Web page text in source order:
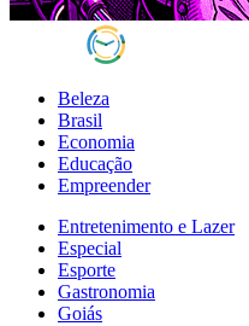
Beleza
Brasil
Economia
Educação
Empreender
Entretenimento e Lazer
Especial
Esporte
Gastronomia
Goiás